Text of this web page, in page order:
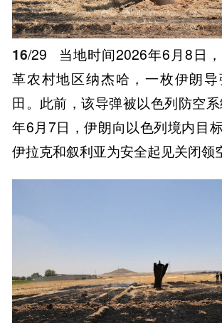
16/29
当地时间2026年6月8日
革农村地区纳杰哈，一枚伊朗
田。此前，该导弹被以色列防空
年6月7日，伊朗向以色列境内目
伊拉克和叙利亚为安全起见关闭领